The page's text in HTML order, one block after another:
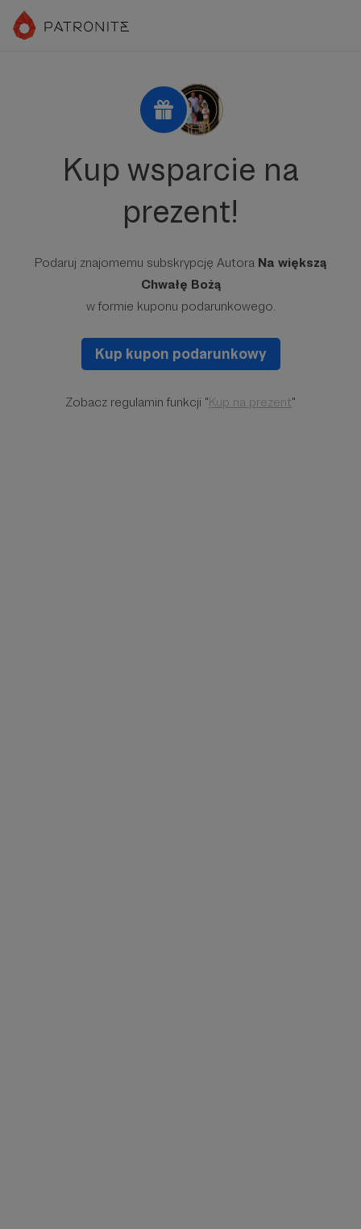
Kup wsparcie na
prezent!
Podaruj znajomemu subskrypcję Autora Na większą
Chwałę Bożą
w formie kuponu podarunkowego.
Kup kupon podarunkowy
Zobacz regulamin funkcji "Kup na prezent"